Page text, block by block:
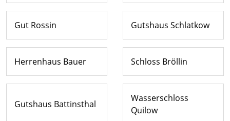
Gut Rossin Gutshaus Schlatkow
Herrenhaus Bauer Schloss Bröllin
Gutshaus Battinsthal
Wasserschloss
Quilow